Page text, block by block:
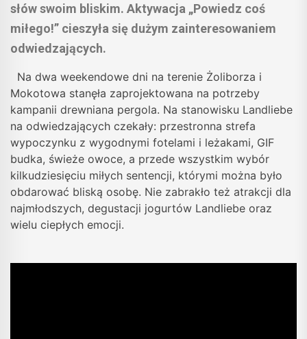
słów swoim bliskim. Aktywacja „Powiedz coś
miłego!” cieszyła się dużym zainteresowaniem
odwiedzających.
Na dwa weekendowe dni na terenie Żoliborza i
Mokotowa stanęła zaprojektowana na potrzeby
kampanii drewniana pergola. Na stanowisku Landliebe
na odwiedzających czekały: przestronna strefa
wypoczynku z wygodnymi fotelami i leżakami, GIF
budka, świeże owoce, a przede wszystkim wybór
kilkudziesięciu miłych sentencji, którymi można było
obdarować bliską osobę. Nie zabrakło też atrakcji dla
najmłodszych, degustacji jogurtów Landliebe oraz
wielu ciepłych emocji.